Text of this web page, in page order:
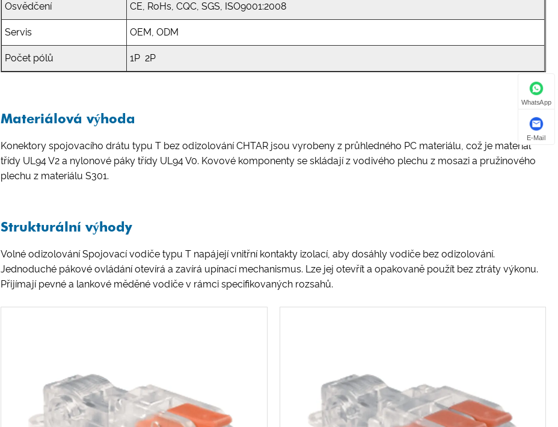
Osvědčení CE, RoHs, CQC, SGS, ISO9001:2008
Servis OEM, ODM
Počet pólů 1P 2P
Materiálová výhoda
Konektory spojovacího drátu typu T bez odizolování CHTAR jsou vyrobeny z průhledného PC materiálu, což je materiál
třídy UL94 V2 a nylonové páky třídy UL94 V0. Kovové komponenty se skládají z vodivého plechu z mosazi a pružinového
plechu z materiálu S301.
Strukturální výhody
Volné odizolování Spojovací vodiče typu T napájejí vnitřní kontakty izolací, aby dosáhly vodiče bez odizolování.
Jednoduché pákové ovládání otevírá a zavírá upínací mechanismus. Lze jej otevřít a opakovaně použít bez ztráty výkonu.
Přijímají pevné a lankové měděné vodiče v rámci specifikovaných rozsahů.
WhatsApp
E-Mail